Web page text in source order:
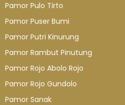
Pamor Pulo Tirto
Pamor Puser Bumi
Pamor Putri Kinurung
Pamor Rambut Pinutung
Pamor Rojo Abolo Rojo
Pamor Rojo Gundolo
Pamor Sanak